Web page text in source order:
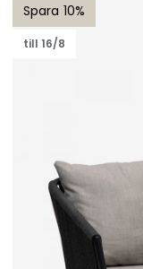
10
till 16/8